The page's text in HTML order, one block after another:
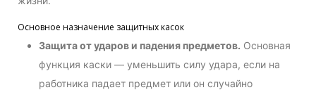
Основное назначение защитных касок
Защита от ударов и падения предметов. Основная
функция каски — уменьшить силу удара, если на
работника падает предмет или он случайно